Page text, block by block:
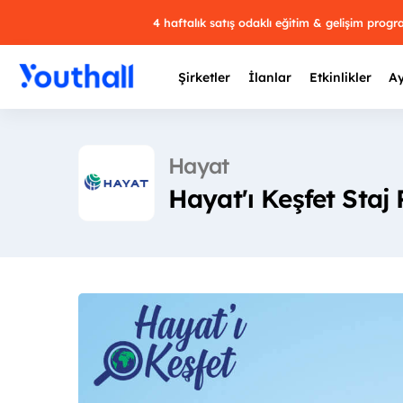
4 haftalık satış odaklı eğitim & gelişim
Şirketler İlanlar Etkinlikler
Hayat
Hayat'ı Keşfet Staj